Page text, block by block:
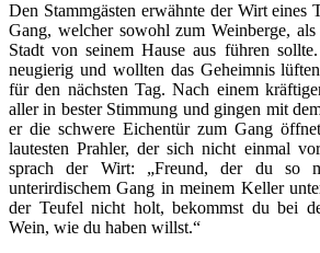
Den Stammgästen erwähnte der Wirt eines
Gang, welcher sowohl zum Weinberge,
Stadt von seinem Hause aus führen
neugierig und wollten das Geheimnis
für den nächsten Tag. Nach einem
aller in bester Stimmung und gingen mit
er die schwere Eichentür zum Gang
lautesten Prahler, der sich nicht einmal
sprach der Wirt: „Freund, der du so
unterirdischem Gang in meinem Keller
der Teufel nicht holt, bekommst du bei
Wein, wie du haben willst.“